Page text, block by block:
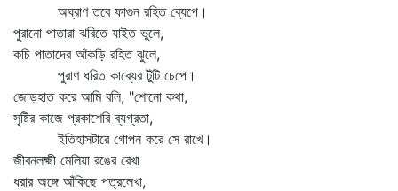
অঘ্রাণ তবে ফাগুন রহিত ব্যেপে।
পুরানো পাতারা ঝরিতে যাইত ভুলে,
কচি পাতাদের আঁকড়ি রহিত ঝুলে,
পুরাণ ধরিত কাব্যের টুঁটি চেপে।
জোড়হাত করে আমি বলি, "শোনো কথা,
সৃষ্টির কাজে প্রকাশেরি ব্যগ্রতা,
ইতিহাসটারে গোপন করে সে রাখে।
জীবনলক্ষ্মী মেলিয়া রঙের রেখা
ধরার অঙ্গে আঁকিছে পত্রলেখা,